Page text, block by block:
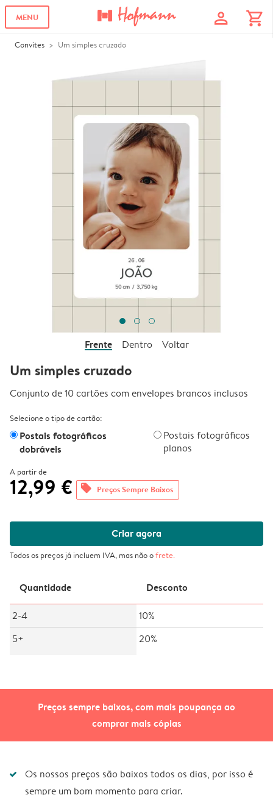
MENU profile shopping_cart
Convites Um simples cruzado
Preços sempre baixos, com mais poupança ao
comprar mais cópias
Frente Dentro Voltar
Um simples cruzado
Conjunto de 10 cartões com envelopes brancos inclusos
Selecione o tipo de cartão:
Postais fotográficos
dobráveis
Postais fotográficos
planos
A partir de
12,99 € offers Preços Sempre Baixos
Criar agora
Todos os preços já incluem IVA, mas não ofrete.
Quantidade Desconto
2-4
10%
5+
20%
Os nossos preços são baixos todos os dias, por isso é
sempre um bom momento para criar.